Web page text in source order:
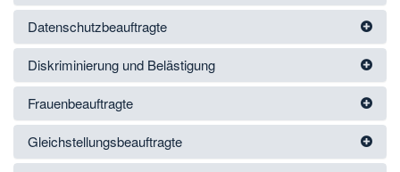
Datenschutzbeauftragte
Diskriminierung und Belästigung
Frauenbeauftragte
Gleichstellungsbeauftragte